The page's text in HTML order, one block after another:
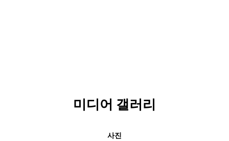
미디어 갤러리
사진